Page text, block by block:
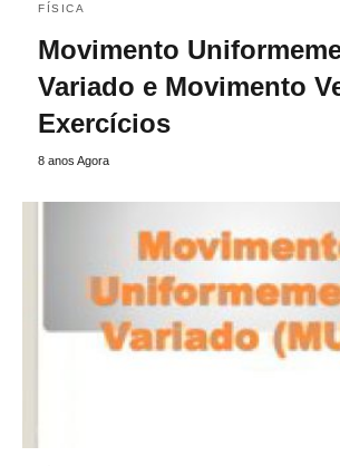
FÍSICA
Movimento
Variado e Movimento
Exercícios
8 anos Agora